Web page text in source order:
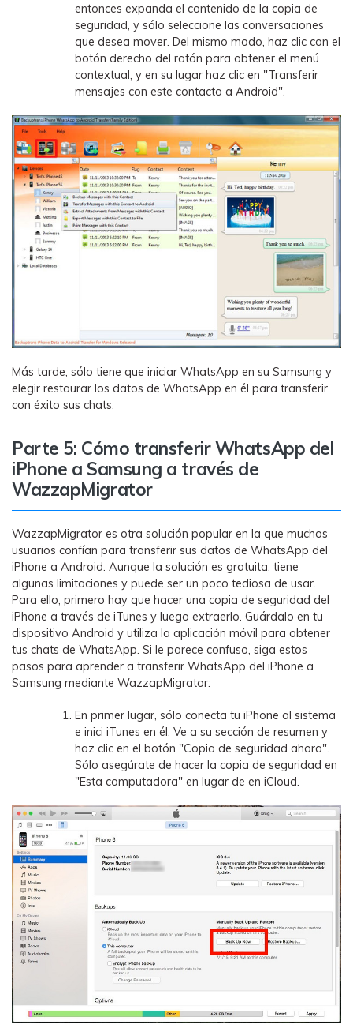
entonces expanda el contenido de la copia de
seguridad, y sólo seleccione las conversaciones
que desea mover. Del mismo modo, haz clic con el
botón derecho del ratón para obtener el menú
contextual, y en su lugar haz clic en "Transferir
mensajes con este contacto a Android".
Más tarde, sólo tiene que iniciar WhatsApp en su Samsung y
elegir restaurar los datos de WhatsApp en él para transferir
con éxito sus chats.
Parte 5: Cómo transferir WhatsApp del
iPhone a Samsung a través de
WazzapMigrator
WazzapMigrator es otra solución popular en la que muchos
usuarios confían para transferir sus datos de WhatsApp del
iPhone a Android. Aunque la solución es gratuita, tiene
algunas limitaciones y puede ser un poco tediosa de usar.
Para ello, primero hay que hacer una copia de seguridad del
iPhone a través de iTunes y luego extraerlo. Guárdalo en tu
dispositivo Android y utiliza la aplicación móvil para obtener
tus chats de WhatsApp. Si le parece confuso, siga estos
pasos para aprender a transferir WhatsApp del iPhone a
Samsung mediante WazzapMigrator:
En primer lugar, sólo conecta tu iPhone al sistema
e inici iTunes en él. Ve a su sección de resumen y
haz clic en el botón "Copia de seguridad ahora".
Sólo asegúrate de hacer la copia de seguridad en
"Esta computadora" en lugar de en iCloud.